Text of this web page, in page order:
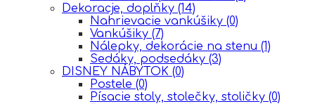
Dekoracje, doplňky (14)
Nahrievacie vankúšiky (0)
Vankúšiky (7)
Nálepky, dekorácie na stenu (1)
Sedáky, podsedáky (3)
DISNEY NÁBYTOK (0)
Postele (0)
Písacie stoly, stolečky, stoličky (0)